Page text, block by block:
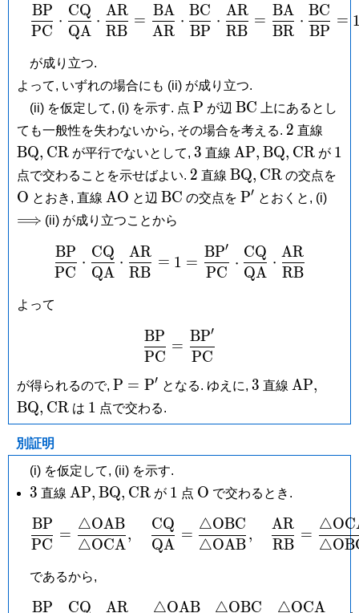
PC
BP
⋅
QA
CQ
⋅
RB
AR
=
AR
BA
⋅
BP
BC
⋅
RB
AR
=
BR
BA
⋅
BP
BC
=
が成り立つ.
よって, いずれの場合にも (ii) が成り立つ.
(ii) を仮定して, (i) を示す. 点 \mathrm
P
P が辺 \mathrm{BC}
BC 上にあるとし
ても一般性を失わないから, その場合を考える. 2
2 直線
BQ, \mathrm{CR}
CR が平行でないとして, 3
3 直線 \mathrm{AP},
AP, BQ, CR が 1
1
点で交わることを示せばよい. 2
2 直線 \mathrm{BQ},
BQ, \mathrm{CR}
CR の交点を
O とおき, 直線 \mathrm{AO}
AO と辺 \mathrm{BC}
BC の交点を \mathrm
P′ とおくと, (i)
⟹ (ii) が成り立つことから
PC
BP
⋅
QA
CQ
⋅
RB
AR
= 1 =
PC
BP′
⋅
QA
CQ
⋅
RB
AR
よって
PC
BP
=
PC
BP′
が得られるので, \mathrm
P =
\mathrm
P = P′ となる. ゆえに, 3
3 直線 AP,
BQ, \mathrm{CR}
CR は 1
1 点で交わる.
別証明
(i) を仮定して, (ii) を示す.
3
3 直線 \mathrm{AP},
AP, \mathrm{BQ},
BQ, \mathrm{CR}
CR が 1
1 点 \mathrm
O で交わるとき.
PC
BP
=
△OCA
△OAB
,
QA
CQ
=
△OAB
△OBC
,
RB
AR
=
△OB
△OC
であるから,
BP CQ AR △OAB △OBC △OCA